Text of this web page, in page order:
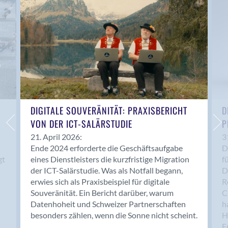
Anwil
Appenzell
Au SG
Baar
Baden
Balsthal
Balzers
Basel
Bassersdorf
Belp
Bendern
Benken (SG)
Bergdietikon
Berlin
Bern
Bern - Liebefeld
DIGITALE SOUVERÄNITÄT: PRAXISBERICHT
VON DER ICT-SALÄRSTUDIE
21. April 2026:
Ende 2024 erforderte die Geschäftsaufgabe
eines Dienstleisters die kurzfristige Migration
der ICT-Salärstudie. Was als Notfall begann,
erwies sich als Praxisbeispiel für digitale
Souveränität. Ein Bericht darüber, warum
Datenhoheit und Schweizer Partnerschaften
besonders zählen, wenn die Sonne nicht scheint.